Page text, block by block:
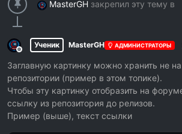
MasterGH закрепил эту тему в
Не в сети
Ученик MasterGH АДМИНИСТРАТОРЫ
Заглавную картинку можно хранить не
репозитории (пример в этом топике).
Чтобы эту картинку отобразить на
ссылку из репозитория до релизов.
Пример (выше), текст ссылки